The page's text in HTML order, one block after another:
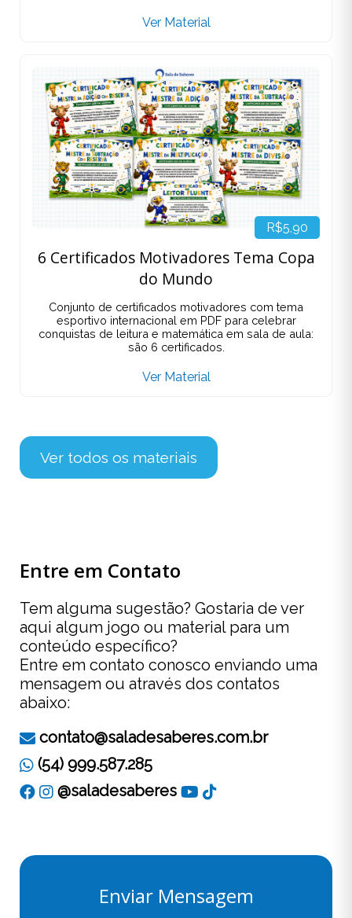
Ver Material
R$5,90
6 Certificados Motivadores Tema Copa
do Mundo
Conjunto de certificados motivadores com tema
esportivo internacional em PDF para celebrar
conquistas de leitura e matemática em sala de aula:
são 6 certificados.
Ver Material
Ver todos os materiais
Enviar Mensagem
Entre em Contato
Tem alguma sugestão? Gostaria de ver
aqui algum jogo ou material para um
conteúdo específico?
Entre em contato conosco enviando uma
mensagem ou através dos contatos
abaixo:
contato@saladesaberes.com.br
(54) 999.587.285
@saladesaberes